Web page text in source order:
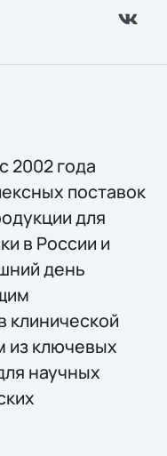
2002 года
поставок
для
в России и
день
клинической
из ключевых
научных